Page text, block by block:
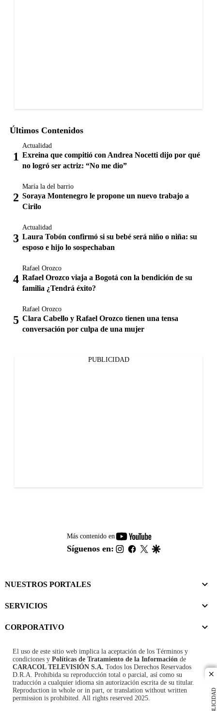
PUBLICIDAD
Últimos Contenidos
Actualidad
Exreina que compitió con Andrea Nocetti dijo por qué
no logró ser actriz: “No me dio”
María la del barrio
Soraya Montenegro le propone un nuevo trabajo a
Cirilo
Actualidad
Laura Tobón confirmó si su bebé será niño o niña: su
esposo e hijo lo sospechaban
Rafael Orozco
Rafael Orozco viaja a Bogotá con la bendición de su
familia ¿Tendrá éxito?
Rafael Orozco
Clara Cabello y Rafael Orozco tienen una tensa
conversación por culpa de una mujer
PUBLICIDAD
Más contenido en
youtube-
footer
Síguenos en: instagram
facebook
twitter
NUESTROS PORTALES
SERVICIOS
CORPORATIVO
El uso de este sitio web implica la aceptación de los Términos y
condiciones y Políticas de Tratamiento de la Información de
CARACOL TELEVISIÓN S.A. Todos los Derechos Reservados
D.R.A. Prohibida su reproducción total o parcial, así como su
traducción a cualquier idioma sin autorización escrita de su titular.
Reproduction in whole or in part, or translation without written
permission is prohibited. All rights reserved 2025.